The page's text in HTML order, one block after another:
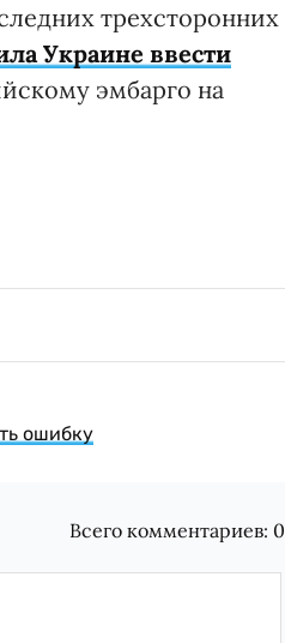
трехсторонних
Украине ввести
эмбарго на
ошибку
Всего комментариев: 0